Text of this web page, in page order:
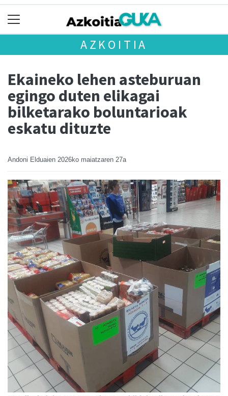
AZKOITIA
Ekaineko lehen asteburuan
egingo duten elikagai
bilketarako boluntarioak
eskatu dituzte
Andoni Elduaien 2026ko maiatzaren 27a